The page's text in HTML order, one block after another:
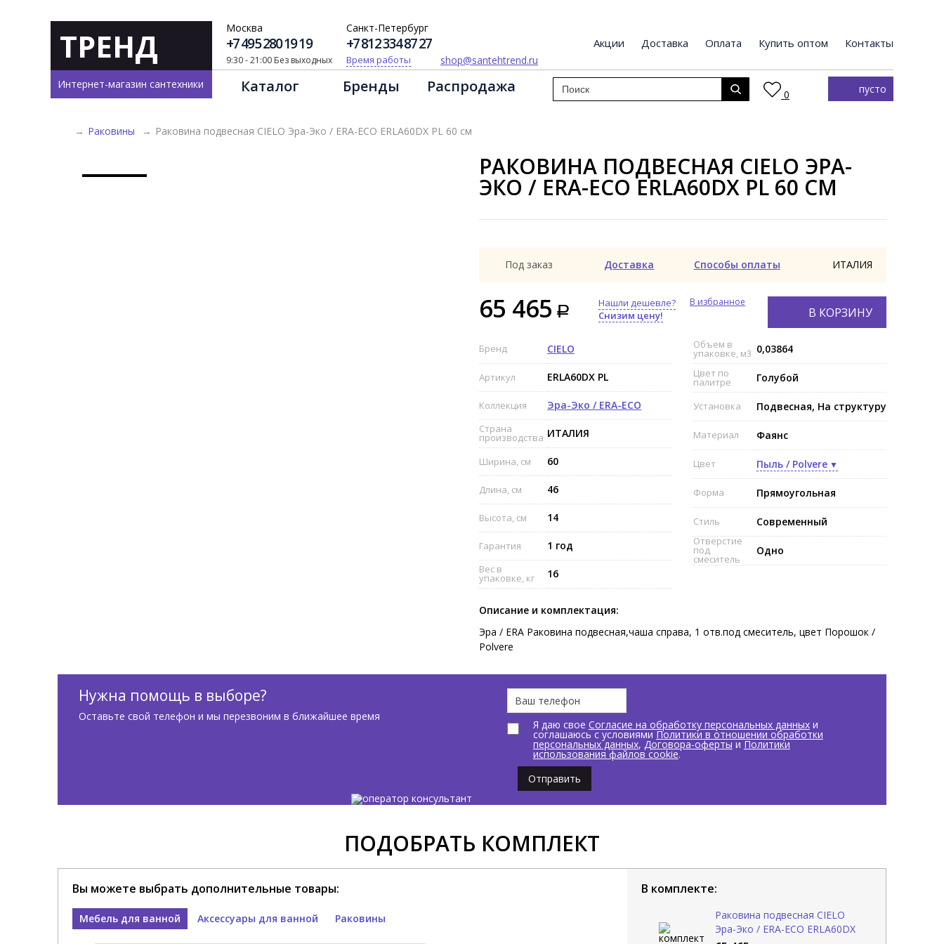
ТРЕНД
Интернет-магазин сантехники
Москва
+7 495 280 19 19
9:30 - 21:00 Без выходных
Санкт-Петербург
+7 812 334 87 27
Время работы shop@santehtrend.ru
Акции Доставка Оплата Купить оптом Контакты
Каталог Бренды Распродажа 0 пусто
→ Раковины → Раковина подвесная CIELO Эра-Эко / ERA-ECO ERLA60DX PL 60 см
РАКОВИНА ПОДВЕСНАЯ CIELO ЭРА-
ЭКО / ERA-ECO ERLA60DX PL 60 СМ
Под заказ Доставка Способы оплаты ИТАЛИЯ
65 465
Нашли дешевле?
Снизим цену!
В избранное
В КОРЗИНУ
Бренд CIELO
Артикул ERLA60DX PL
Коллекция Эра-Эко / ERA-ECO
Страна
производства ИТАЛИЯ
Ширина, см 60
Длина, см 46
Высота, см 14
Гарантия 1 год
Вес в
упаковке, кг 16
Объем в
упаковке, м3 0,03864
Цвет по
палитре Голубой
Установка Подвесная, На структуру
Материал Фаянс
Цвет Пыль / Polvere
Форма Прямоугольная
Стиль Современный
Отверстие
под
смеситель
Одно
Описание и комплектация:
Эра / ERA Раковина подвесная,чаша справа, 1 отв.под смеситель, цвет Порошок /
Polvere
Нужна помощь в выборе?
Оставьте свой телефон и мы перезвоним в ближайшее время
Я даю свое Согласие на обработку персональных данныхи
соглашаюсь с условиями Политики в отношении обработки
персональных данных, Договора-оферты и Политики
использования файлов cookie.
Отправить
ПОДОБРАТЬ КОМПЛЕКТ
Вы можете выбрать дополнительные товары:
Мебель для ванной Аксессуары для ванной Раковины
В комплекте:
Раковина подвесная CIELO
Эра-Эко / ERA-ECO ERLA60DX